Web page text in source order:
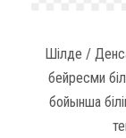
Шілде /
бейресми
бойынша